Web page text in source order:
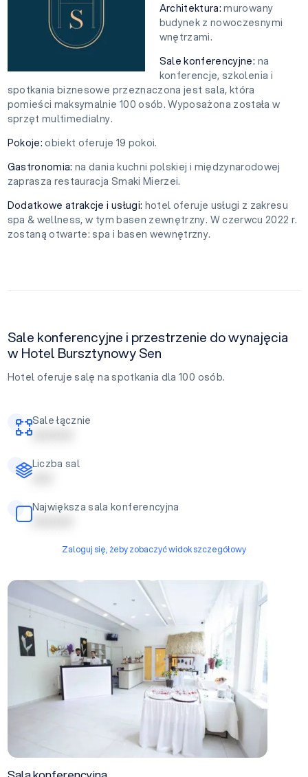
Architektura: murowany
budynek z nowoczesnymi
wnętrzami.
Sale konferencyjne: na
konferencje, szkolenia i
spotkania biznesowe przeznaczona jest sala, która
pomieści maksymalnie 100 osób. Wyposażona została w
sprzęt multimedialny.
Pokoje:obiekt oferuje 19 pokoi.
Gastronomia:na dania kuchni polskiej i międzynarodowej
zaprasza restauracja Smaki Mierzei.
Dodatkowe atrakcje i usługi: hotel oferuje usługi z zakresu
spa & wellness, w tym basen zewnętrzny. W czerwcu 2022 r.
zostaną otwarte: spa i basen wewnętrzny.
Sale konferencyjne i przestrzenie do wynajęcia
w Hotel Bursztynowy Sen
Hotel oferuje salę na spotkania dla 100 osób.
Sale łącznie
| | | | | | | | | |
Liczba sal
| | | | |
Największa sala konferencyjna
| | | | | | | | | |
Zaloguj się, żeby zobaczyć widok szczegółowy
Sala konferencyjna